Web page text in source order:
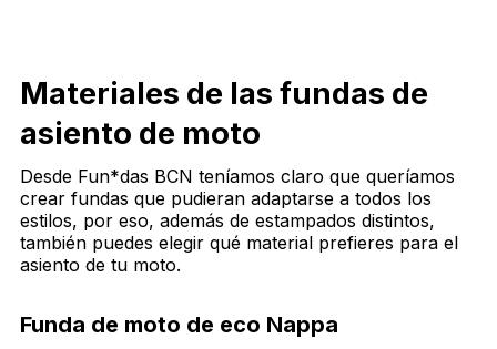
Materiales de las fundas de
asiento de moto
Desde Fun*das BCN teníamos claro que queríamos
crear fundas que pudieran adaptarse a todos los
estilos, por eso, además de estampados distintos,
también puedes elegir qué material prefieres para el
asiento de tu moto.
Funda de moto de eco Nappa